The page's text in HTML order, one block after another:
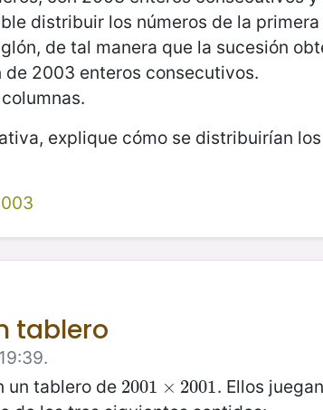
distribuir los números de la
de tal manera que la sucesión
2003 enteros consecutivos.
explique cómo se distribuirían
tablero
un tablero de 2001 × 2001
2001 × 2001. Ellos